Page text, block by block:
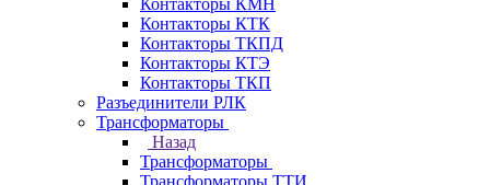
Контакторы КМН
Контакторы КТК
Контакторы ТКПД
Контакторы КТЭ
Контакторы ТКП
Разъединители РЛК
Трансформаторы
Назад
Трансформаторы
Трансформаторы ТТИ